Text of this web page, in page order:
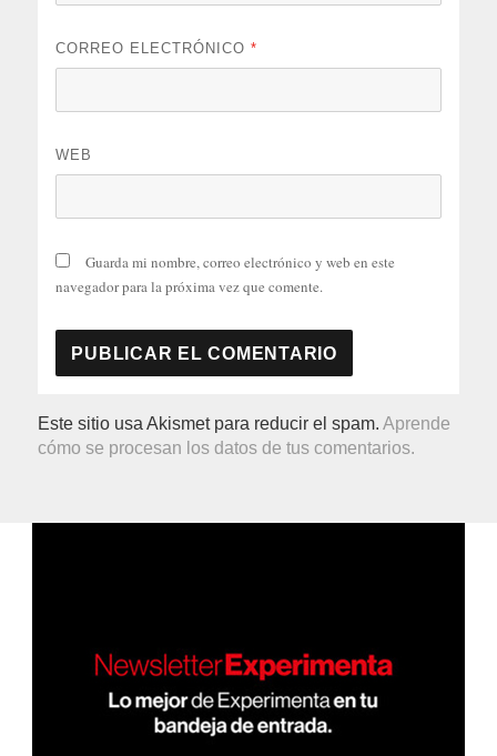
CORREO ELECTRÓNICO*
WEB
Guarda mi nombre, correo electrónico y web en este
navegador para la próxima vez que comente.
Este sitio usa Akismet para reducir el spam.Aprende
cómo se procesan los datos de tus comentarios.